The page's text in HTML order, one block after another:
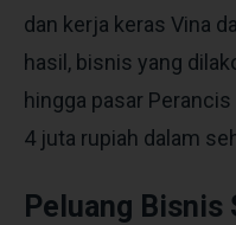
dan kerja keras Vina
hasil, bisnis yang
hingga pasar
4 juta rupiah dalam
Peluang Bisnis